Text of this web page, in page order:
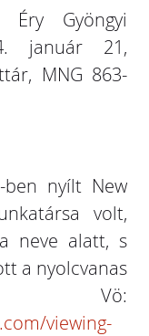
Gyöngyi
január 21,
MNG 863-
ben nyílt New
volt,
neve alatt, s
a nyolcvanas
Vö:
viewing-